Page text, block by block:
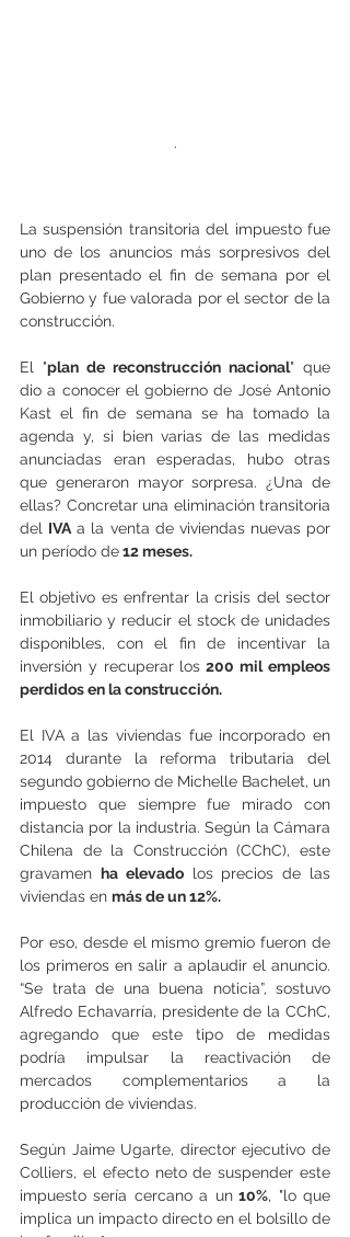
.
La suspensión transitoria del impuesto fue
uno de los anuncios más sorpresivos del
plan presentado el fin de semana por el
Gobierno y fue valorada por el sector de la
construcción.
El "plan de reconstrucción nacional" que
dio a conocer el gobierno de José Antonio
Kast el fin de semana se ha tomado la
agenda y, si bien varias de las medidas
anunciadas eran esperadas, hubo otras
que generaron mayor sorpresa. ¿Una de
ellas? Concretar una eliminación transitoria
del IVA a la venta de viviendas nuevas por
un período de 12 meses.
El objetivo es enfrentar la crisis del sector
inmobiliario y reducir el stock de unidades
disponibles, con el fin de incentivar la
inversión y recuperar los 200 mil empleos
perdidos en la construcción.
El IVA a las viviendas fue incorporado en
2014 durante la reforma tributaria del
segundo gobierno de Michelle Bachelet, un
impuesto que siempre fue mirado con
distancia por la industria. Según la Cámara
Chilena de la Construcción (CChC), este
gravamen ha elevado los precios de las
viviendas en más de un 12%.
Por eso, desde el mismo gremio fueron de
los primeros en salir a aplaudir el anuncio.
“Se trata de una buena noticia”, sostuvo
Alfredo Echavarría, presidente de la CChC,
agregando que este tipo de medidas
podría impulsar la reactivación de
mercados complementarios a la
producción de viviendas.
Según Jaime Ugarte, director ejecutivo de
Colliers, el efecto neto de suspender este
impuesto sería cercano a un 10%, "lo que
implica un impacto directo en el bolsillo de